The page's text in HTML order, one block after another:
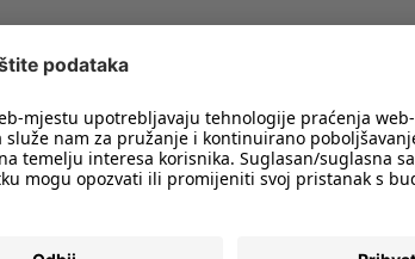
o svim trendovima i